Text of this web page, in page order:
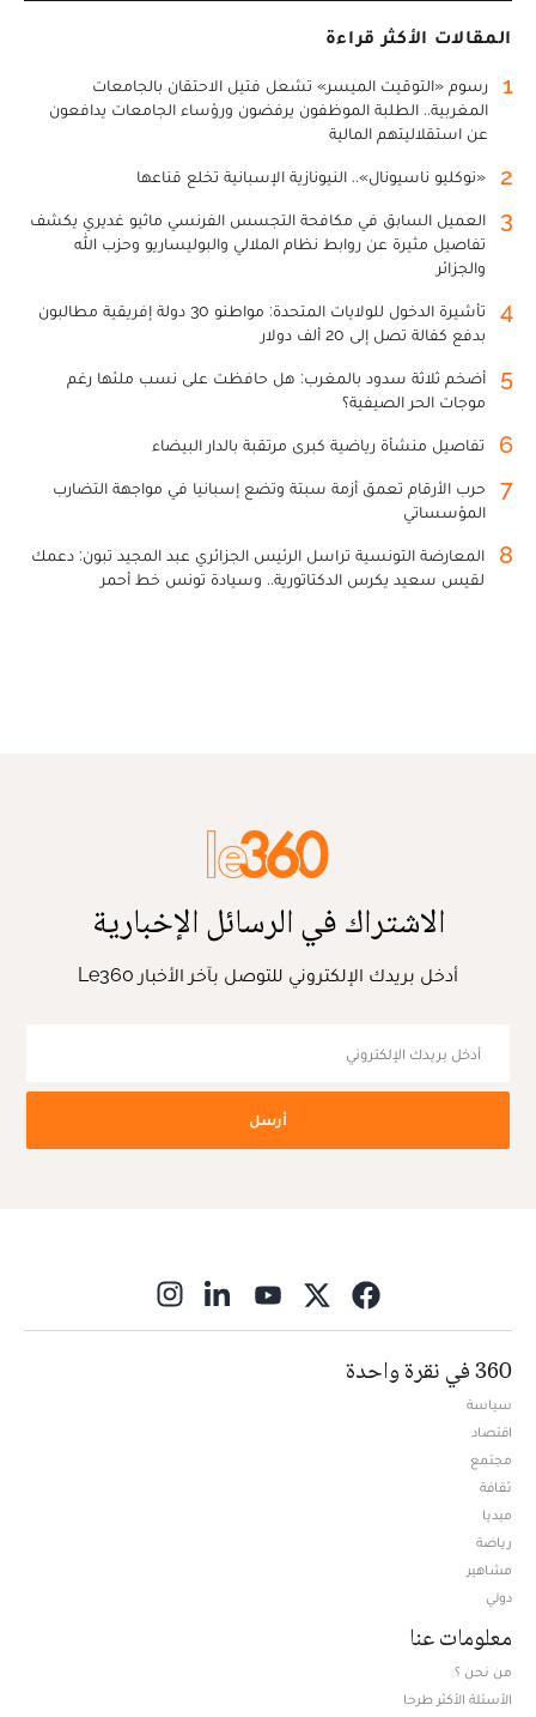
المقالات الأكثر قراءة
1
رسوم «التوقيت الميسر» تشعل فتيل الاحتقان بالجامعات
المغربية.. الطلبة الموظفون يرفضون ورؤساء الجامعات يدافعون
عن استقلاليتهم المالية
2 «نوكليو ناسيونال».. النيونازية الإسبانية تخلع قناعها
3
العميل السابق في مكافحة التجسس الفرنسي ماثيو غديري يكشف
تفاصيل مثيرة عن روابط نظام الملالي والبوليساريو وحزب الله
والجزائر
4
تأشيرة الدخول للولايات المتحدة: مواطنو 30 دولة إفريقية مطالبون
بدفع كفالة تصل إلى 20 ألف دولار
5
أضخم ثلاثة سدود بالمغرب: هل حافظت على نسب ملئها رغم
موجات الحر الصيفية؟
6 تفاصيل منشأة رياضية كبرى مرتقبة بالدار البيضاء
7
حرب الأرقام تعمق أزمة سبتة وتضع إسبانيا في مواجهة التضارب
المؤسساتي
8
المعارضة التونسية تراسل الرئيس الجزائري عبد المجيد تبون: دعمك
لقيس سعيد يكرس الدكتاتورية.. وسيادة تونس خط أحمر
الاشتراك في الرسائل الإخبارية
أدخل بريدك الإلكتروني للتوصل بآخر الأخبار Le360
أرسل
360 في نقرة واحدة
سياسة
اقتصاد
مجتمع
ثقافة
ميديا
رياضة
مشاهير
دولي
معلومات عنا
من نحن ؟
الأسئلة الأكثر طرحا